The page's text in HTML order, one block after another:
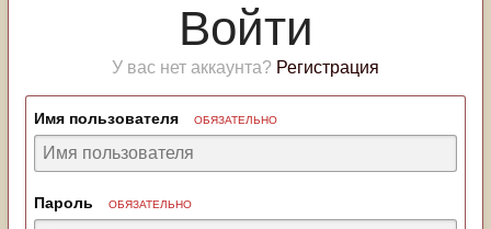
Войти
У вас нет аккаунта? Регистрация
Имя пользователя ОБЯЗАТЕЛЬНО
Пароль ОБЯЗАТЕЛЬНО